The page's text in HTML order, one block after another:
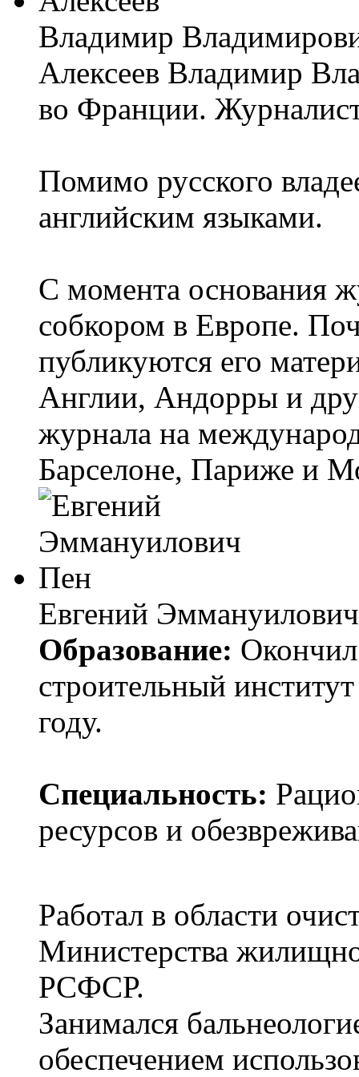
Владимир
Алексеев Владимир
во Франции.
Помимо русского
английским языками.
С момента основания
собкором в Европе.
публикуются его
Англии, Андорры и
журнала на
Барселоне, Париже и
Евгений
Образование:
строительный
году.
Специальность:
ресурсов и
Работал в области
Министерства
РСФСР.
Занимался
обеспечением